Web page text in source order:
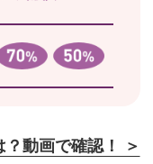
動画で確認！ ＞